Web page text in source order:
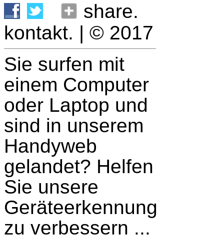
share.
kontakt. | © 2017
Sie surfen mit
einem Computer
oder Laptop und
sind in unserem
Handyweb
gelandet? Helfen
Sie unsere
Geräteerkennung
zu verbessern ...